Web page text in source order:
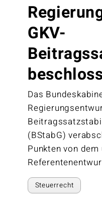
GKV-
Das
(BStabG)
Punkten von
Steuerrecht